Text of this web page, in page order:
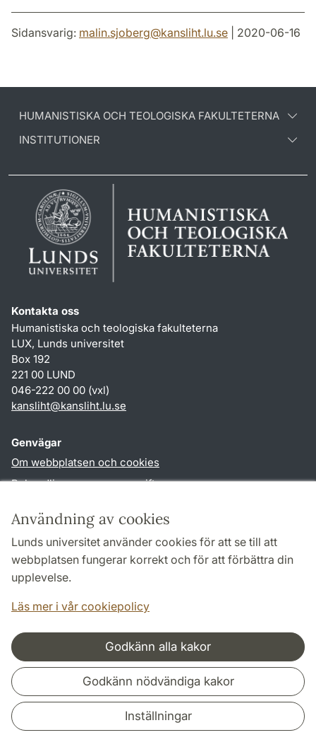
Användning av cookies
Lunds universitet använder cookies för att se till att
webbplatsen fungerar korrekt och för att förbättra din
upplevelse.
Läs mer i vår cookiepolicy
Godkänn alla kakor
Godkänn nödvändiga kakor
Inställningar
Sidansvarig: malin.sjoberg@kansliht.lu.se | 2020-06-16
HUMANISTISKA OCH TEOLOGISKA FAKULTETERNA
INSTITUTIONER
Kontakta oss
Humanistiska och teologiska fakulteterna
LUX, Lunds universitet
Box 192
221 00 LUND
046-222 00 00 (vxl)
kansliht@kansliht.lu.se
Genvägar
Om webbplatsen och cookies
Behandling av personuppgifter
TYPO3-login
Följ oss i sociala medier
Samarbeten och nätverk